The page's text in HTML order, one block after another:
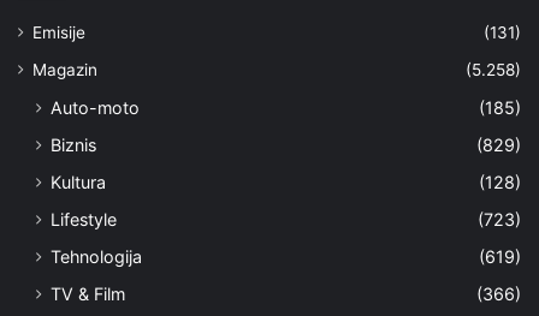
Emisije
(131)
Magazin
(5.258)
Auto-moto
(185)
Biznis
(829)
Kultura
(128)
Lifestyle
(723)
Tehnologija
(619)
TV & Film
(366)